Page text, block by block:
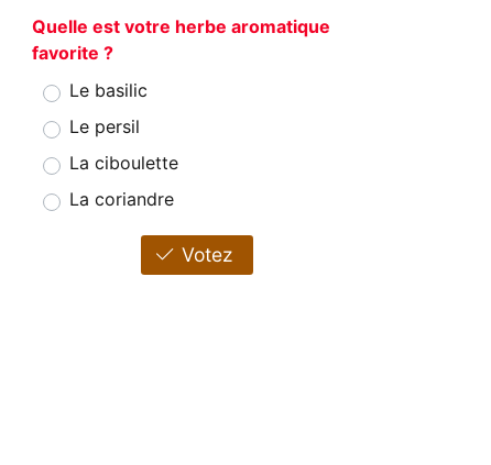
Quelle est votre herbe aromatique
favorite ?
Le basilic
Le persil
La ciboulette
La coriandre
Votez